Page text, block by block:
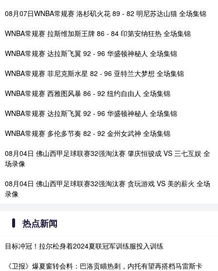
08月07日WNBA常规赛 洛杉矶火花 89 - 82 明尼苏达山猫 全场集锦
WNBA常规赛 拉斯维加斯王牌 86 - 84 印第安纳狂热 全场集锦
WNBA常规赛 达拉斯飞翼 92 - 96 华盛顿神秘人 全场集锦
WNBA常规赛 菲尼克斯水星 82 - 96 亚特兰大梦想 全场集锦
WNBA常规赛 西雅图风暴 86 - 92 纽约自由人 全场集锦
WNBA常规赛 达拉斯飞翼 92 - 96 华盛顿神秘人 全场集锦
WNBA常规赛 多伦多节奏 82 - 92 金州女武神 全场集锦
08月04日 佛山西甲足球联赛32强淘汰赛 肇庆恒骏成 VS 三七互娱 全
场录像
08月04日 佛山西甲足球联赛32强淘汰赛 贪玩游戏 VS 美的薪火 全场
录像
热点新闻
目标冲冠！拉尔松身着2024夏联冠军训练服投入训练
《卫报》爆夏窗转会料：巴洛贡瞄热刺，内托有望再搭档马雷斯卡